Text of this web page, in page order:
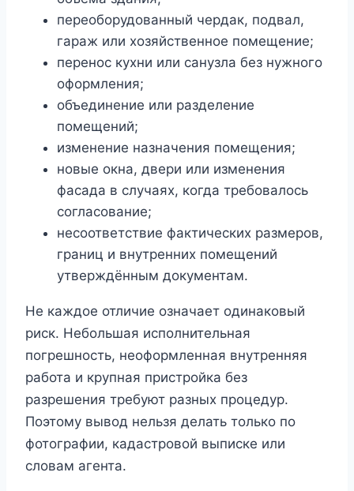
переоборудованный чердак, подвал,
гараж или хозяйственное помещение;
перенос кухни или санузла без нужного
оформления;
объединение или разделение
помещений;
изменение назначения помещения;
новые окна, двери или изменения
фасада в случаях, когда требовалось
согласование;
несоответствие фактических размеров,
границ и внутренних помещений
утверждённым документам.
Не каждое отличие означает одинаковый
риск. Небольшая исполнительная
погрешность, неоформленная внутренняя
работа и крупная пристройка без
разрешения требуют разных процедур.
Поэтому вывод нельзя делать только по
фотографии, кадастровой выписке или
словам агента.